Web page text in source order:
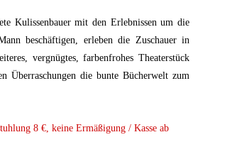
Kulissenbauer mit den Erlebnissen um die
beschäftigen, erleben die Zuschauer in
vergnügtes, farbenfrohes Theaterstück
die bunte Bücherwelt zum
8 €, keine Ermäßigung / Kasse ab